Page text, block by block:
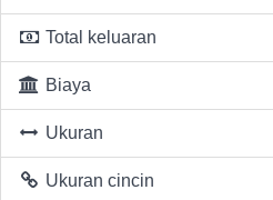
Total keluaran
Biaya
Ukuran
Ukuran cincin